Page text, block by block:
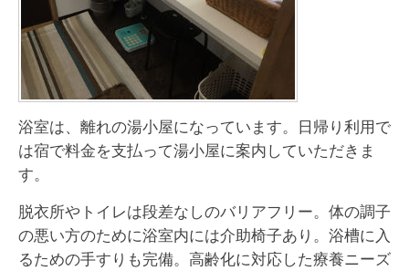
浴室は、離れの湯小屋になっています。日帰り利用で
は宿で料金を支払って湯小屋に案内していただきま
す。
脱衣所やトイレは段差なしのバリアフリー。体の調子
の悪い方のために浴室内には介助椅子あり。浴槽に入
るための手すりも完備。高齢化に対応した療養ニーズ